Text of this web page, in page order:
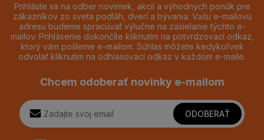
Prihláste sa na odber noviniek, akcií a výhodných ponúk pre
zákazníkov zo sveta podláh, dverí a bývania. Vašu e-mailovú
adresu budeme spracúvať výlučne na zasielanie týchto e-
mailov. Prihlásenie dokončíte kliknutím na potvrdzovací odkaz,
ktorý vám pošleme e-mailom. Súhlas môžete kedykoľvek
odvolať kliknutím na odhlasovací odkaz v každom e-maile.
Chcem odoberať novinky e-mailom
ODOBERAŤ